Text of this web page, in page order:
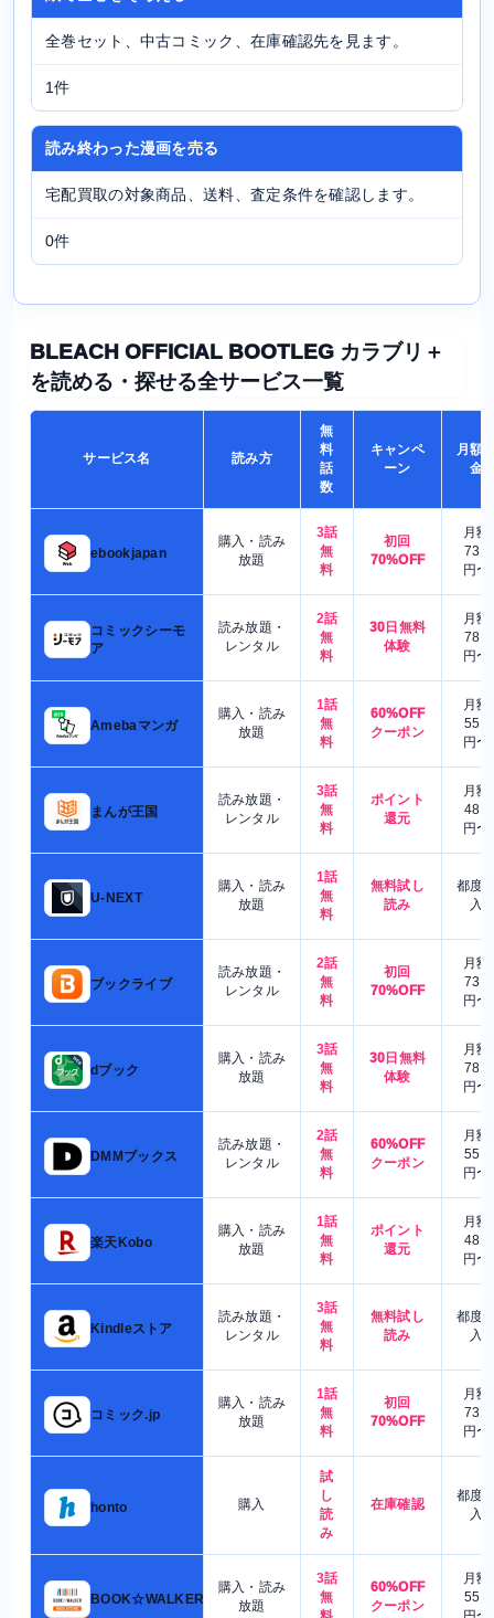
全巻セット、中古コミック、在庫確認先を見ます。
1件
読み終わった漫画を売る
宅配買取の対象商品、送料、査定条件を確認します。
0件
BLEACH OFFICIAL BOOTLEG カラブリ＋
を読める・探せる全サービス一覧
サービス名 読み方
無
料
話
数
キャンペ
ーン
月額
金
ebookjapan
購入・読み
放題
3話
無
料
初回
70%OFF
月額
730
円〜
コミックシーモ
ア
読み放題・
レンタル
2話
無
料
30日無料
体験
月額
780
円〜
Amebaマンガ
購入・読み
放題
1話
無
料
60%OFF
クーポン
月額
550
円〜
まんが王国
読み放題・
レンタル
3話
無
料
ポイント
還元
月額
480
円〜
U-NEXT
購入・読み
放題
1話
無
料
無料試し
読み
都度
入
ブックライブ
読み放題・
レンタル
2話
無
料
初回
70%OFF
月額
730
円〜
dブック
購入・読み
放題
3話
無
料
30日無料
体験
月額
780
円〜
DMMブックス
読み放題・
レンタル
2話
無
料
60%OFF
クーポン
月額
550
円〜
楽天Kobo
購入・読み
放題
1話
無
料
ポイント
還元
月額
480
円〜
Kindleストア
読み放題・
レンタル
3話
無
料
無料試し
読み
都度
入
コミック.jp
購入・読み
放題
1話
無
料
初回
70%OFF
月額
730
円〜
honto 購入
試
し
読
み
在庫確認
都度
入
BOOK☆WALKER
購入・読み
放題
3話
無
60%OFF
クーポン
月額
550